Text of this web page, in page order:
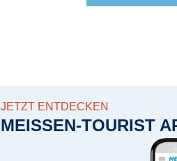
JETZT ENTDECKEN
MEISSEN-TOURIST